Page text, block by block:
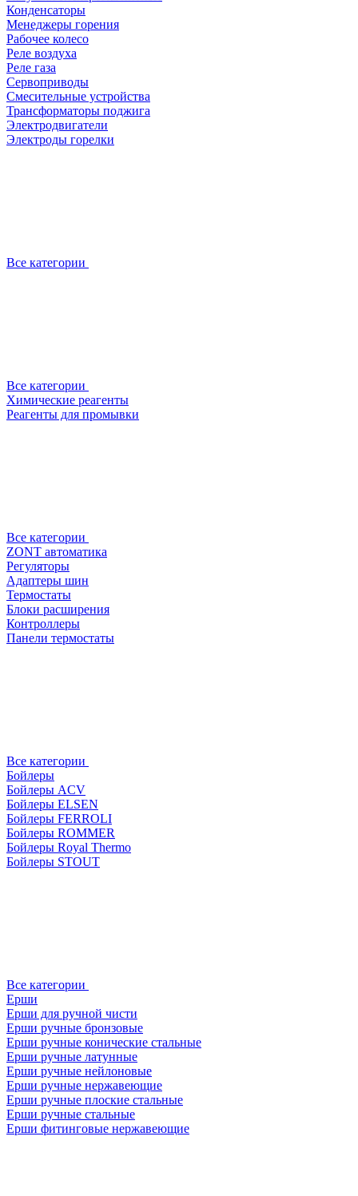
Конденсаторы
Менеджеры горения
Рабочее колесо
Реле воздухa
Реле газа
Сервоприводы
Смесительные устройства
Трансформаторы поджига
Электродвигатели
Электроды горелки
Все категории
Все категории
Химические реагенты
Реагенты для промывки
Все категории
ZONT автоматика
Регуляторы
Адаптеры шин
Термостаты
Блоки расширения
Контроллеры
Панели термостаты
Все категории
Бойлеры
Бойлеры ACV
Бойлеры ELSEN
Бойлеры FERROLI
Бойлеры ROMMER
Бойлеры Royal Thermo
Бойлеры STOUT
Все категории
Ерши
Ерши для ручной чисти
Ерши ручные бронзовые
Ерши ручные конические стальные
Ерши ручные латунные
Ерши ручные нейлоновые
Ерши ручные нержавеющие
Ерши ручные плоские стальные
Ерши ручные стальные
Ерши фитинговые нержавеющие